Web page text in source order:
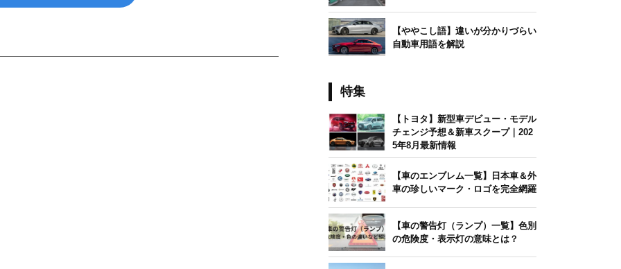
【ややこし語】違いが分かりづらい
自動車用語を解説
特集
【トヨタ】新型車デビュー・モデル
チェンジ予想＆新車スクープ｜202
5年8月最新情報
【車のエンブレム一覧】日本車＆外
車の珍しいマーク・ロゴを完全網羅
【車の警告灯（ランプ）一覧】色別
の危険度・表示灯の意味とは？